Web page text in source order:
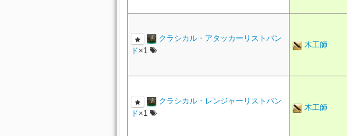
クラシカル・アタッカーリストバン
ド×1
木工師
クラシカル・レンジャーリストバン
ド×1
木工師